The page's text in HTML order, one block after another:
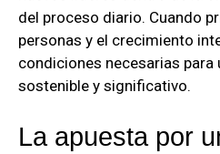
del proceso diario. Cuando
personas y el crecimiento
condiciones necesarias
sostenible y significativo.
La apuesta por